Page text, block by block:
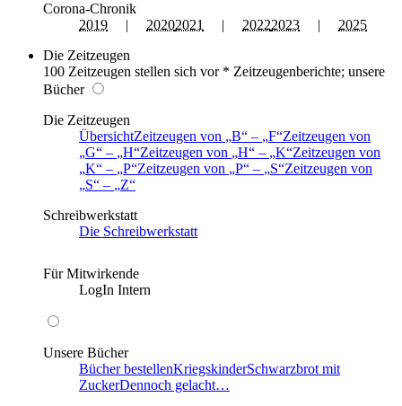
Corona-Chronik
2019 | 20202021 | 20222023 | 2025
Die Zeitzeugen
100 Zeitzeugen stellen sich vor * Zeitzeugenberichte; unsere
Bücher
Die Zeitzeugen
ÜbersichtZeitzeugen von B – F Zeitzeugen von
G
– H Zeitzeugen von H – K Zeitzeugen von
K
– P Zeitzeugen von P – S Zeitzeugen von
S
–
Z
Schreibwerkstatt
Die Schreibwerkstatt
Für Mitwirkende
LogIn Intern
Unsere Bücher
Bücher bestellenKriegskinderSchwarzbrot mit
ZuckerDennoch gelacht…